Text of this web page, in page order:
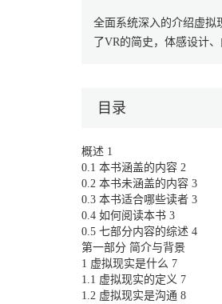
全面系统深入的介绍虚拟
了VR的简史，体感设计
目录
概述 1
0.1 本书涵盖的内容 2
0.2 本书未涵盖的内容 3
0.3 本书适合哪些读者 3
0.4 如何阅读本书 3
0.5 七部分内容的综述 4
第一部分 简介与背景
1 虚拟现实是什么 7
1.1 虚拟现实的定义 7
1.2 虚拟现实是沟通 8